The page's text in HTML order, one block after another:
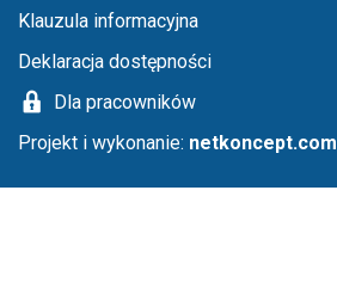
Klauzula informacyjna
Deklaracja dostępności
Dla pracowników
Projekt i wykonanie: netkoncept.com